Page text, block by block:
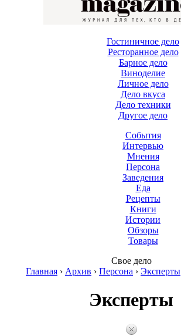
Гостиничное дело
Ресторанное дело
Барное дело
Виноделие
Личное дело
Дело вкуса
Дело техники
Другое дело
События
Интервью
Мнения
Персона
Заведения
Еда
Рецепты
Книги
Истории
Обзоры
Товары
Свое дело
Главная › Архив › Персона › Эксперты
Эксперты